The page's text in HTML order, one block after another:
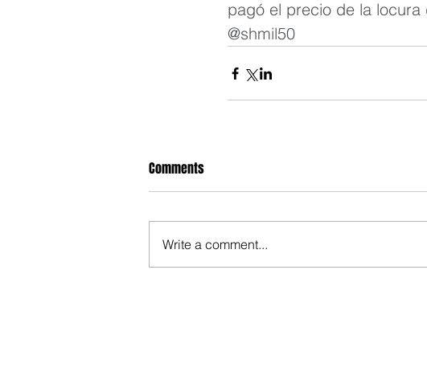
pagó el precio de la
@shmil50
Comments
Write a comment...